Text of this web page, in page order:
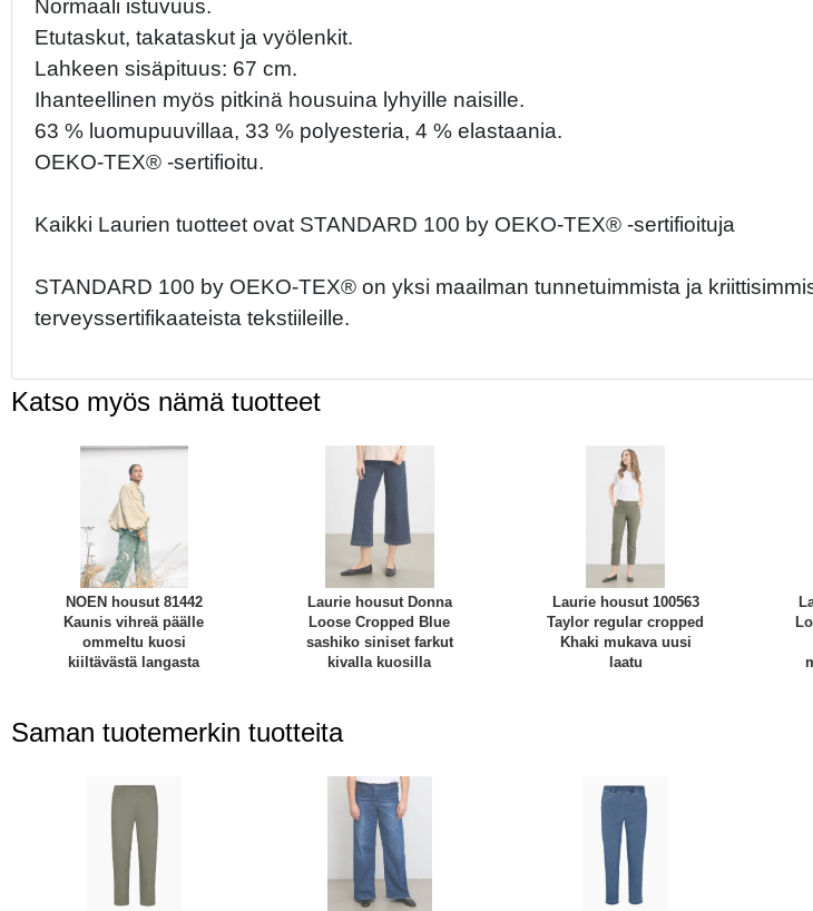
Normaali istuvuus.
Etutaskut, takataskut ja vyölenkit.
Lahkeen sisäpituus: 67 cm.
Ihanteellinen myös pitkinä housuina lyhyille naisille.
63 % luomupuuvillaa, 33 % polyesteria, 4 % elastaania.
OEKO-TEX® -sertifioitu.
Kaikki Laurien tuotteet ovat STANDARD 100 by OEKO-TEX® -sertifioituja
STANDARD 100 by OEKO-TEX® on yksi maailman tunnetuimmista ja
terveyssertifikaateista tekstiileille.
Katso myös nämä tuotteet
NOEN housut 81442
Kaunis vihreä päälle
ommeltu kuosi
kiiltävästä langasta
Laurie housut Donna
Loose Cropped Blue
sashiko siniset farkut
kivalla kuosilla
Laurie housut 100563
Taylor regular cropped
Khaki mukava uusi
laatu
Saman tuotemerkin tuotteita